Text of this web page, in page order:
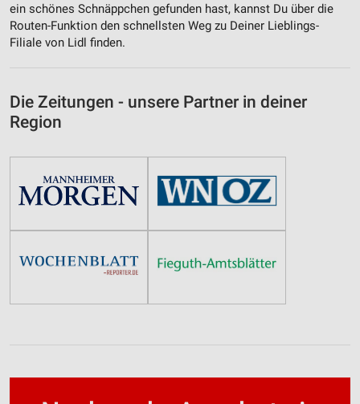
ein schönes Schnäppchen gefunden hast, kannst Du über die
Routen-Funktion den schnellsten Weg zu Deiner Lieblings-
Filiale von Lidl finden.
Die Zeitungen - unsere Partner in deiner
Region